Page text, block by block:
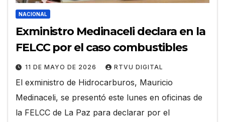
NACIONAL
Exministro Medinaceli declara en la
FELCC por el caso combustibles
11 DE MAYO DE 2026 RTVU DIGITAL
El exministro de Hidrocarburos, Mauricio
Medinaceli, se presentó este lunes en oficinas de
la FELCC de La Paz para declarar por el